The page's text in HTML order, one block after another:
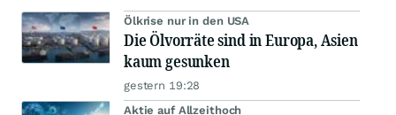
Ölkrise nur in den USA
Die Ölvorräte sind in Europa, Asien
kaum gesunken
gestern 19:28
Aktie auf Allzeithoch